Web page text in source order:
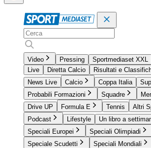
Video Pressing Sportmediaset XXL
Live
Diretta Calcio
Risultati e
News Live
Calcio Coppa Italia
Probabili Formazioni
Squadre
Drive UP
Formula E Tennis Altri
Podcast
Lifestyle
Un libro a
Speciali Europei
Speciali Olimpiadi
Speciale Scudetti
Speciali Mondiali